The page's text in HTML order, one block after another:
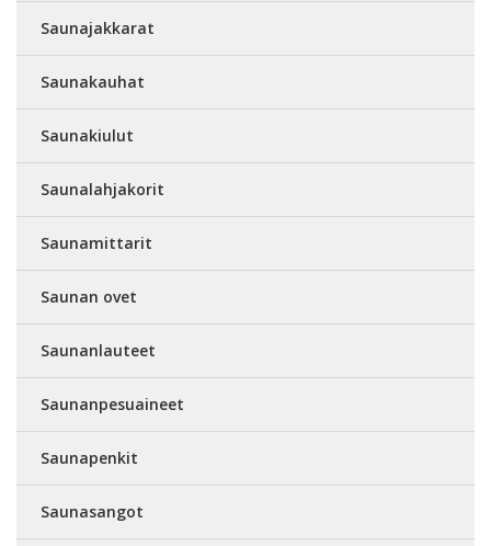
Saunajakkarat
Saunakauhat
Saunakiulut
Saunalahjakorit
Saunamittarit
Saunan ovet
Saunanlauteet
Saunanpesuaineet
Saunapenkit
Saunasangot